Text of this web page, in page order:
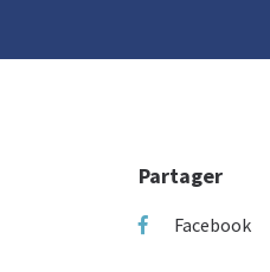
Partager
Facebook